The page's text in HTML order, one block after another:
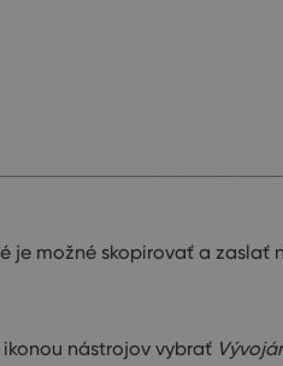
je možné skopirovať a zaslať
nástrojov vybrať